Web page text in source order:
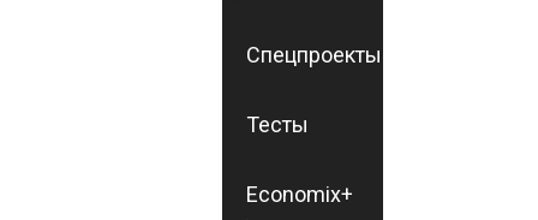
Спецпроекты
Тесты
Economix+